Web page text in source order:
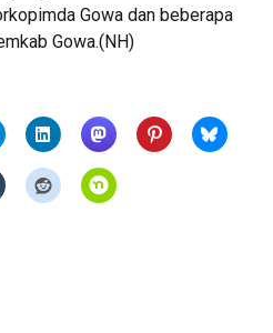
Gowa dan beberapa
Gowa.(NH)